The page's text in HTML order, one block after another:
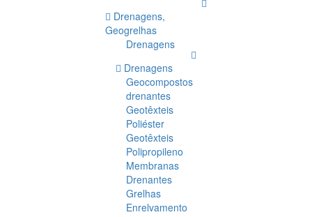
Drenagens,
Geogrelhas
Drenagens
Drenagens
Geocompostos
drenantes
Geotêxteis
Poliéster
Geotêxteis
Polipropileno
Membranas
Drenantes
Grelhas
Enrelvamento